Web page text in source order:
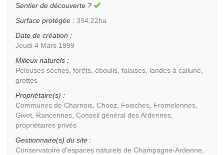
Sentier de découverte ?
Surface protégée : 354,22ha
Date de création :
Jeudi 4 Mars 1999
Milieux naturels :
Pelouses sèches, forêts, éboulis, falaises, landes à callune,
grottes
Propriétaire(s) :
Communes de Charnois, Chooz, Foisches, Fromelennes,
Givet, Rancennes, Conseil général des Ardennes,
propriétaires privés
Gestionnaire(s) du site :
Conservatoire d'espaces naturels de Champagne-Ardenne,